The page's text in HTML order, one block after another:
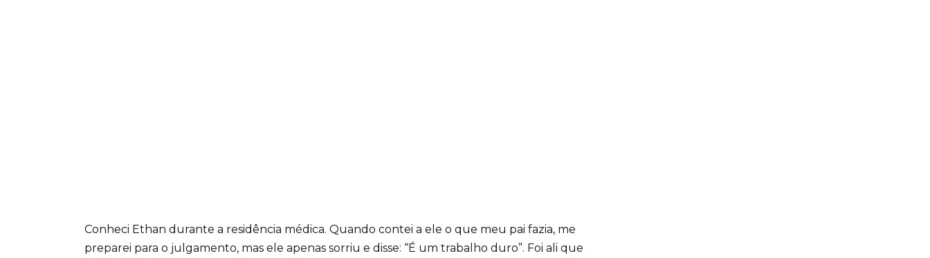
Conheci Ethan durante a residência médica. Quando contei a ele o que meu pai fazia, me
preparei para o julgamento, mas ele apenas sorriu e disse: “É um trabalho duro”. Foi ali que